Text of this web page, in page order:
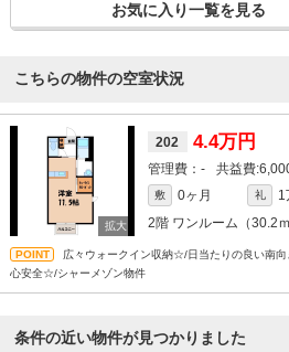
お気に入り一覧を見る
こちらの物件の空室状況
202 4.4万円
-
敷 0ヶ月 礼
1
2階 ワンルーム（30.2ｍ
広々ウォークイン収納☆/日当たりの良い南
心安全☆/シャーメゾン物件
条件の近い物件が見つかりました